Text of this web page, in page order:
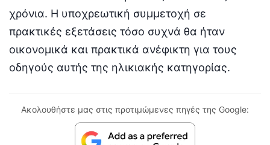
χρόνια. Η υποχρεωτική συμμετοχή σε
πρακτικές εξετάσεις τόσο συχνά θα ήταν
οικονομικά και πρακτικά ανέφικτη για τους
οδηγούς αυτής της ηλικιακής κατηγορίας.
Ακολουθήστε μας στις προτιμώμενες πηγές της Google: